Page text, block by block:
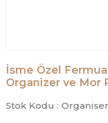
İsme Özel
Organizer ve Mor
Stok Kodu : Organiser